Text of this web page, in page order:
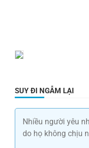
SUY ĐI NGẪM LẠI
Nhiều người yêu
do họ không chịu